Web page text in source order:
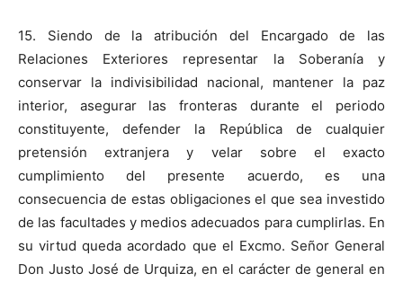
15. Siendo de la atribución del Encargado de las
Relaciones Exteriores representar la Soberanía y
conservar la indivisibilidad nacional, mantener la paz
interior, asegurar las fronteras durante el periodo
constituyente, defender la República de cualquier
pretensión extranjera y velar sobre el exacto
cumplimiento del presente acuerdo, es una
consecuencia de estas obligaciones el que sea investido
de las facultades y medios adecuados para cumplirlas. En
su virtud queda acordado que el Excmo. Señor General
Don Justo José de Urquiza, en el carácter de general en